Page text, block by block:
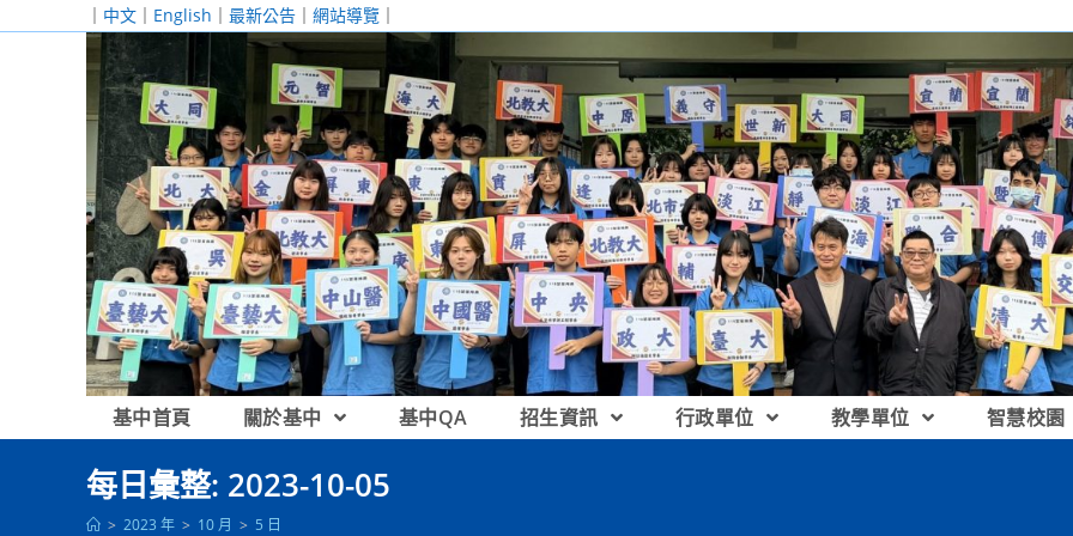
｜ 中文 ｜ English ｜ 最新公告 ｜ 網站導覽 ｜
基中首頁 關於基中 基中QA 招生資訊 行政單位 教學單位 智慧校園
每日彙整: 2023-10-05
> 2023 年 > 10 月 > 5 日